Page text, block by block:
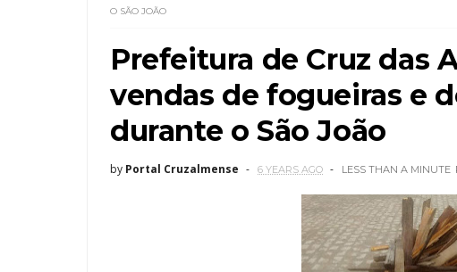
O SÃO JOÃO
Prefeitura de Cruz das
vendas de fogueiras e
durante o São João
by Portal Cruzalmense 6 YEARS AGO LESS THAN A MINUTE